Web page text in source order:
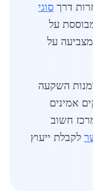
דרך סוגי
על
על
השקעה
אמינים
חשוב
לקבלת ייעוץ